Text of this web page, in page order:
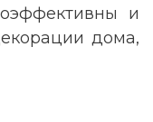
и
дома,